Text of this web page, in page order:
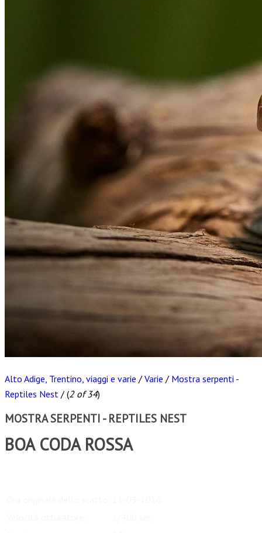
Alto Adige, Trentino, viaggi e varie / Varie / Mostra serpenti -
Reptiles Nest / (2 of 34)
MOSTRA SERPENTI - REPTILES NEST
BOA CODA ROSSA